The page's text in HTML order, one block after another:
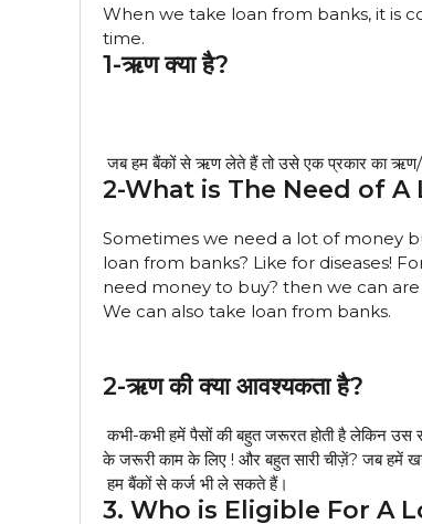
When we take loan from banks, it is
time.
1-ऋण क्या है?
जब हम बैंकों से ऋण लेते हैं तो उसे एक प्रकार का ऋण/
2-What is The Need of A
Sometimes we need a lot of money
loan from banks? Like for diseases!
need money to buy? then we can
We can also take loan from banks.
2-ऋण की क्या आवश्यकता है?
कभी-कभी हमें पैसों की बहुत जरूरत होती है लेकिन उस
के जरूरी काम के लिए ! और बहुत सारी चीज़ें? जब हमें
हम बैंकों से कर्ज भी ले सकते हैं।
3. Who is Eligible For A